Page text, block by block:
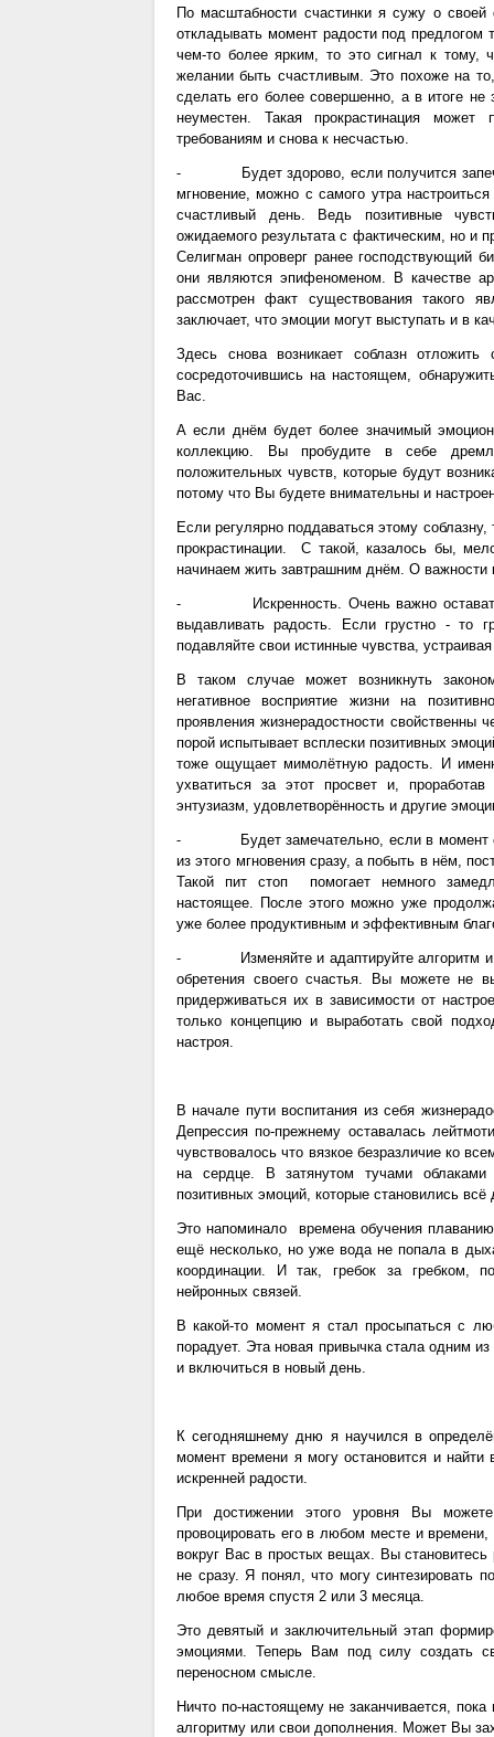
По масштабности счастинки я сужу о
откладывать момент радости под предлогом
чем-то более ярким, то это сигнал к тому,
желании быть счастливым. Это похоже на
сделать его более совершенно, а в итоге
неуместен. Такая прокрастинация
требованиям и снова к несчастью.
⁃ Будет здорово, если получится
мгновение, можно с самого утра
счастливый день. Ведь позитивные
ожидаемого результата с фактическим, но и
Селигман опроверг ранее господствующий
они являются эпифеноменом. В качестве
рассмотрен факт существования такого
заключает, что эмоции могут выступать и в
Здесь снова возникает соблазн
сосредоточившись на настоящем,
Вас.
А если днём будет более значимый
коллекцию. Вы пробудите в себе
положительных чувств, которые будут
потому что Вы будете внимательны и
Если регулярно поддаваться этому
прокрастинации. С такой, казалось бы,
начинаем жить завтрашним днём. О важности
⁃ Искренность. Очень важно
выдавливать радость. Если грустно - то
подавляйте свои истинные чувства,
В таком случае может возникнуть
негативное восприятие жизни на
проявления жизнерадостности
порой испытывает всплески позитивных
тоже ощущает мимолётную радость. И
ухватиться за этот просвет и,
энтузиазм, удовлетворённость и другие
⁃ Будет замечательно, если в момент
из этого мгновения сразу, а побыть в нём,
Такой пит стоп помогает немного
настоящее. После этого можно уже
уже более продуктивным и эффективным
⁃ Изменяйте и адаптируйте алгоритм и
обретения своего счастья. Вы можете не
придерживаться их в зависимости от
только концепцию и выработать свой
настроя.
В начале пути воспитания из себя
Депрессия по-прежнему оставалась
чувствовалось что вязкое безразличие ко
на сердце. В затянутом тучами
позитивных эмоций, которые становились всё
Это напоминало времена обучения
ещё несколько, но уже вода не попала в
координации. И так, гребок за гребком,
нейронных связей.
В какой-то момент я стал просыпаться с
порадует. Эта новая привычка стала одним
и включиться в новый день.
К сегодняшнему дню я научился в
момент времени я могу остановится и
искренней радости.
При достижении этого уровня Вы
провоцировать его в любом месте и
вокруг Вас в простых вещах. Вы
не сразу. Я понял, что могу синтезировать
любое время спустя 2 или 3 месяца.
Это девятый и заключительный этап
эмоциями. Теперь Вам под силу создать
переносном смысле.
Ничто по-настоящему не заканчивается,
алгоритму или свои дополнения. Может Вы